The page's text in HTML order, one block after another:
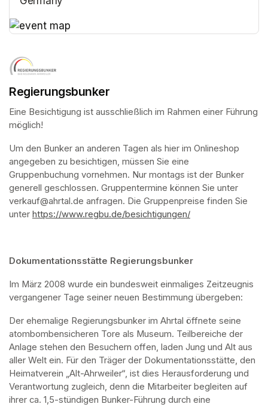
Regierungsbunker
Eine Besichtigung ist ausschließlich im Rahmen einer Führung
möglich!
Um den Bunker an anderen Tagen als hier im Onlineshop
angegeben zu besichtigen, müssen Sie eine
Gruppenbuchung vornehmen. Nur montags ist der Bunker
generell geschlossen. Gruppentermine können Sie unter
verkauf@ahrtal.de anfragen. Die Gruppenpreise finden Sie
unter https://www.regbu.de/besichtigungen/
Dokumentationsstätte Regierungsbunker
Im März 2008 wurde ein bundesweit einmaliges Zeitzeugnis
vergangener Tage seiner neuen Bestimmung übergeben:
Der ehemalige Regierungsbunker im Ahrtal öffnete seine
atombombensicheren Tore als Museum. Teilbereiche der
Anlage stehen den Besuchern offen, laden Jung und Alt aus
aller Welt ein. Für den Träger der Dokumentationsstätte, den
Heimatverein „Alt-Ahrweiler“, ist dies Herausforderung und
Verantwortung zugleich, denn die Mitarbeiter begleiten auf
ihrer ca. 1,5-stündigen Bunker-Führung durch eine